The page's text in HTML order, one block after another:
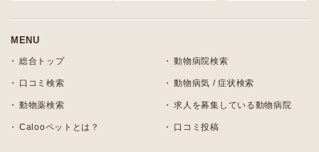
MENU
総合トップ 動物病院検索
口コミ検索 動物病気 / 症状検索
動物薬検索 求人を募集している動物病院
Calooペットとは？ 口コミ投稿